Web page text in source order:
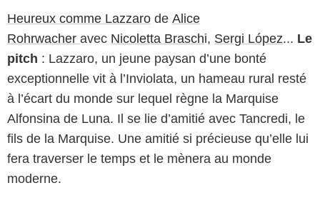
Heureux comme Lazzaro de Alice
Rohrwacher avec Nicoletta Braschi, Sergi López... Le
pitch : Lazzaro, un jeune paysan d’une bonté
exceptionnelle vit à l’Inviolata, un hameau rural resté
à l’écart du monde sur lequel règne la Marquise
Alfonsina de Luna. Il se lie d’amitié avec Tancredi, le
fils de la Marquise. Une amitié si précieuse qu’elle lui
fera traverser le temps et le mènera au monde
moderne.